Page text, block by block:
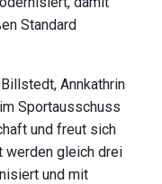
Standard
Annkathrin
Sportausschuss
und freut sich
werden gleich drei
und mit